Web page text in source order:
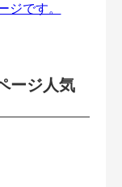
ージ人気